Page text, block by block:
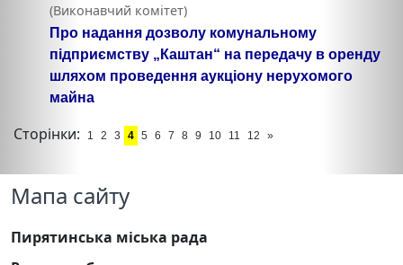
(Виконавчий комітет)
Про надання дозволу комунальному
підприємству „Каштан“ на передачу в оренду
шляхом проведення аукціону нерухомого
майна
Сторінки: 1 2 3 4 5 6 7 8 9 10 11 12 »
Мапа сайту
Пирятинська міська рада